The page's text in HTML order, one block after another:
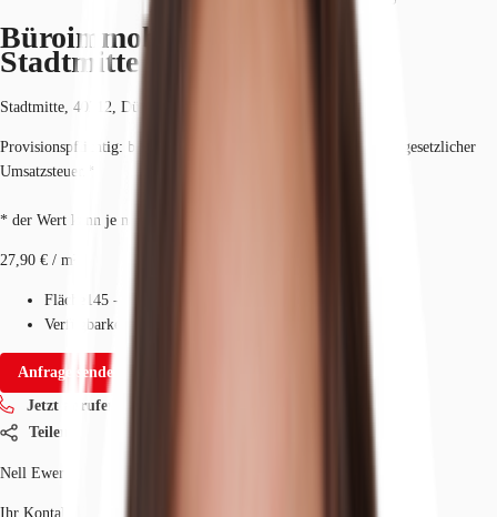
Büroimmobilie - Düsseldorf,
Stadtmitte - D3444
Stadtmitte, 40212, Düsseldorf, Nordrhein-Westfalen
Provisionspflichtig: bei Anmietung 3 Netto-Monatsmieten zzgl. gesetzlicher
Umsatzsteuer.*
* der Wert kann je nach Vertragslaufzeit variieren.
27,90 € / m²
Fläche
145 - 728 m²
Verfügbarkeit
Anfrage senden
Jetzt anrufen
Teilen
Nell Ewert
Ihr Kontakt